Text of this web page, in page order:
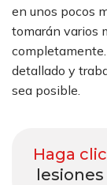
en unos pocos
tomarán varios
detallado y
sea posible.
Haga